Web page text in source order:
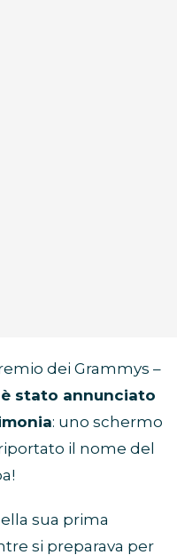
dei Grammys –
è stato annunciato
: uno schermo
il nome del
sua prima
si preparava per